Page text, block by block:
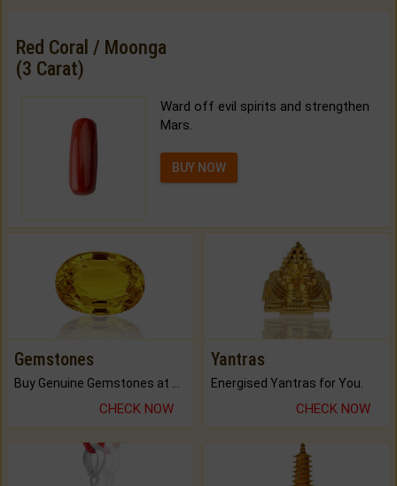
Red Coral / Moonga
(3 Carat)
Ward off evil spirits and strengthen
Mars.
BUY NOW
Gemstones
CHECK NOW
Yantras
Energised Yantras for You.
CHECK NOW